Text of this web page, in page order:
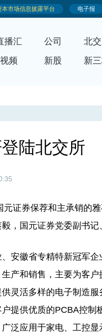
播汇 公司 北
视频 新股 新
陆北交所
证券保荐和主承销的
，国元证券党委副书记
安徽省专精特新冠军
产和销售，主要为客
灵活多样的电子制造
提供优质的PCBA控制
泛应用于家电、工控显